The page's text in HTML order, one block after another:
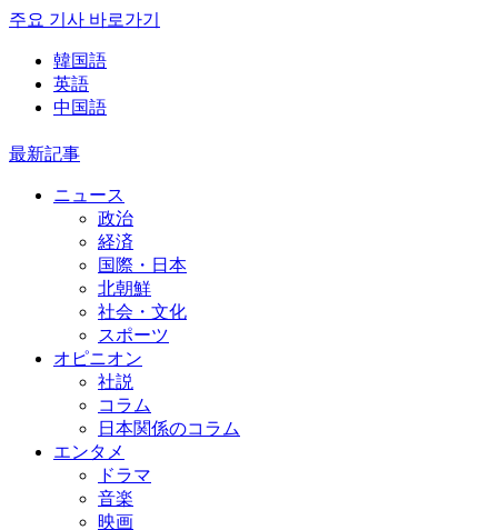
주요 기사 바로가기
韓国語
英語
中国語
最新記事
ニュース
政治
経済
国際・日本
北朝鮮
社会・文化
スポーツ
オピニオン
社説
コラム
日本関係のコラム
エンタメ
ドラマ
音楽
映画